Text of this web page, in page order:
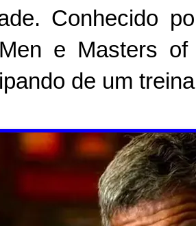
Conhecido
e Masters
de um